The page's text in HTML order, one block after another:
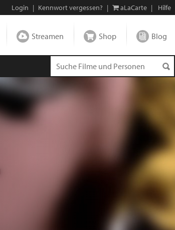
Login | Kennwort vergessen? | aLaCarte | Hilfe
Streamen Shop Blog